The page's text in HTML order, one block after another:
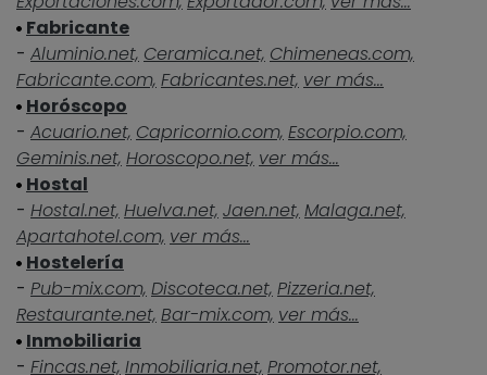
Fabricante
- Aluminio.net, Ceramica.net, Chimeneas.com,
Fabricante.com, Fabricantes.net, ver más...
Horóscopo
- Acuario.net, Capricornio.com, Escorpio.com,
Geminis.net, Horoscopo.net, ver más...
Hostal
- Hostal.net, Huelva.net, Jaen.net, Malaga.net,
Apartahotel.com, ver más...
Hostelería
- Pub-mix.com, Discoteca.net, Pizzeria.net,
Restaurante.net, Bar-mix.com, ver más...
Inmobiliaria
- Fincas.net, Inmobiliaria.net, Promotor.net,